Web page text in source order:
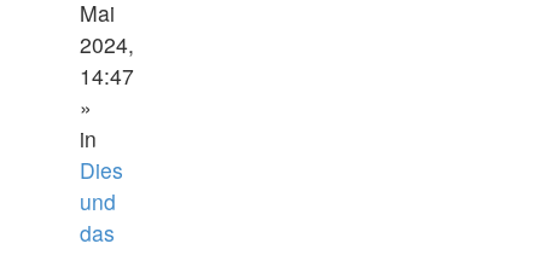
Mai
2024,
14:47
»
in
Dies
und
das